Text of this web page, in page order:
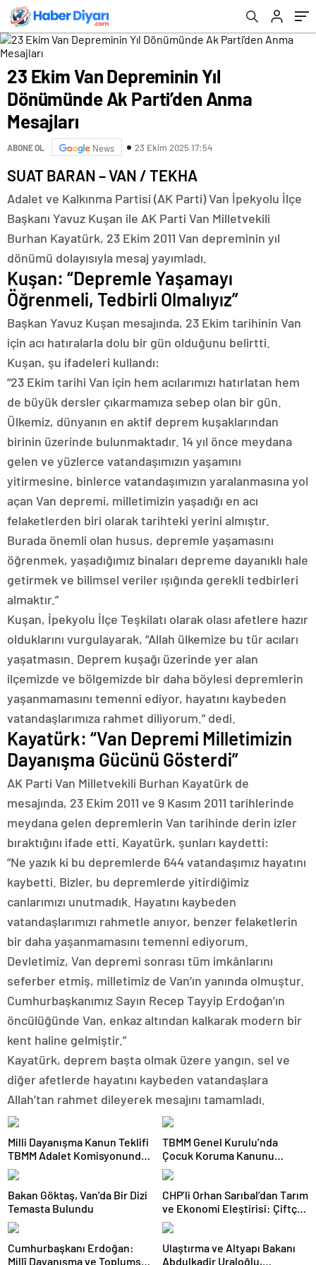
23 Ekim Van Depreminin Yıl
Dönümünde Ak Parti’den Anma
Mesajları
ABONE OL News 23 Ekim 2025 17:54
SUAT BARAN – VAN / TEKHA
Adalet ve Kalkınma Partisi (AK Parti) Van İpekyolu İlçe
Başkanı Yavuz Kuşan ile AK Parti Van Milletvekili
Burhan Kayatürk, 23 Ekim 2011 Van depreminin yıl
dönümü dolayısıyla mesaj yayımladı.
Kuşan: “Depremle Yaşamayı
Öğrenmeli, Tedbirli Olmalıyız”
Başkan Yavuz Kuşan mesajında, 23 Ekim tarihinin Van
için acı hatıralarla dolu bir gün olduğunu belirtti.
Kuşan, şu ifadeleri kullandı:
“23 Ekim tarihi Van için hem acılarımızı hatırlatan hem
de büyük dersler çıkarmamıza sebep olan bir gün.
Ülkemiz, dünyanın en aktif deprem kuşaklarından
birinin üzerinde bulunmaktadır. 14 yıl önce meydana
gelen ve yüzlerce vatandaşımızın yaşamını
yitirmesine, binlerce vatandaşımızın yaralanmasına yol
açan Van depremi, milletimizin yaşadığı en acı
felaketlerden biri olarak tarihteki yerini almıştır.
Burada önemli olan husus, depremle yaşamasını
öğrenmek, yaşadığımız binaları depreme dayanıklı hale
getirmek ve bilimsel veriler ışığında gerekli tedbirleri
almaktır.”
Kuşan, İpekyolu İlçe Teşkilatı olarak olası afetlere hazır
olduklarını vurgulayarak, “Allah ülkemize bu tür acıları
yaşatmasın. Deprem kuşağı üzerinde yer alan
ilçemizde ve bölgemizde bir daha böylesi depremlerin
yaşanmamasını temenni ediyor, hayatını kaybeden
vatandaşlarımıza rahmet diliyorum.” dedi.
Kayatürk: “Van Depremi Milletimizin
Dayanışma Gücünü Gösterdi”
AK Parti Van Milletvekili Burhan Kayatürk de
mesajında, 23 Ekim 2011 ve 9 Kasım 2011 tarihlerinde
meydana gelen depremlerin Van tarihinde derin izler
bıraktığını ifade etti. Kayatürk, şunları kaydetti:
“Ne yazık ki bu depremlerde 644 vatandaşımız hayatını
kaybetti. Bizler, bu depremlerde yitirdiğimiz
canlarımızı unutmadık. Hayatını kaybeden
vatandaşlarımızı rahmetle anıyor, benzer felaketlerin
bir daha yaşanmamasını temenni ediyorum.
Devletimiz, Van depremi sonrası tüm imkânlarını
seferber etmiş, milletimiz de Van’ın yanında olmuştur.
Cumhurbaşkanımız Sayın Recep Tayyip Erdoğan’ın
öncülüğünde Van, enkaz altından kalkarak modern bir
kent haline gelmiştir.”
Kayatürk, deprem başta olmak üzere yangın, sel ve
diğer afetlerde hayatını kaybeden vatandaşlara
Allah’tan rahmet dileyerek mesajını tamamladı.
Milli Dayanışma Kanun Teklifi
TBMM Adalet Komisyonunda
kabul edildi
TBMM Genel Kurulu’nda
Çocuk Koruma Kanunu
teklifinde yeni maddeler
kabul edildi
Bakan Göktaş, Van’da Bir Dizi
Temasta Bulundu
CHP’li Orhan Sarıbal’dan Tarım
ve Ekonomi Eleştirisi: Çiftçi
Kaderiyle Baş Başa Kaldı
Cumhurbaşkanı Erdoğan:
Millî Dayanışma ve Toplumsal
Ulaştırma ve Altyapı Bakanı
Abdulkadir Uraloğlu,